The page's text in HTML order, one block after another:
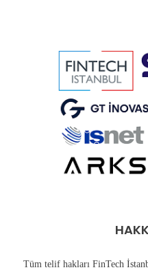
Tüm telif hakları FinTech